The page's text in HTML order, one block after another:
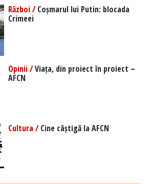
Război /Coșmarul lui Putin: blocada
Crimeei
Opinii /Viața, din proiect în proiect –
AFCN
Cultura /Cine câștigă la AFCN